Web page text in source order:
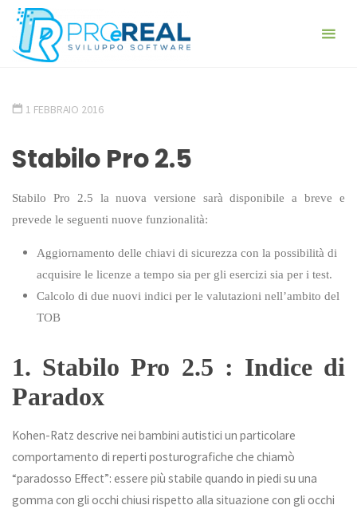
Skip
contentStabilo Pro 2.5
1 FEBBRAIO 2016
Stabilo Pro 2.5
Stabilo Pro 2.5 la nuova versione sarà disponibile a breve e
prevede le seguenti nuove funzionalità:
Aggiornamento delle chiavi di sicurezza con la possibilità di
acquisire le licenze a tempo sia per gli esercizi sia per i test.
Calcolo di due nuovi indici per le valutazioni nell’ambito del
TOB
1. Stabilo Pro 2.5 : Indice di
Paradox
Kohen-Ratz descrive nei bambini autistici un particolare
comportamento di reperti posturografiche che chiamò
“paradosso Effect”: essere più stabile quando in piedi su una
gomma con gli occhi chiusi rispetto alla situazione con gli occhi